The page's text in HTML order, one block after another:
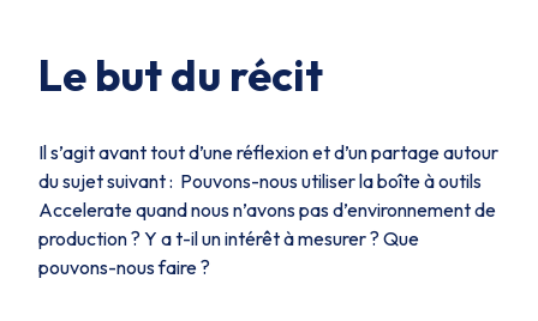
Le but du récit
Il s’agit avant tout d’une réflexion et d’un partage autour
du sujet suivant : Pouvons-nous utiliser la boîte à outils
Accelerate quand nous n’avons pas d’environnement de
production ? Y a t-il un intérêt à mesurer ? Que
pouvons-nous faire ?